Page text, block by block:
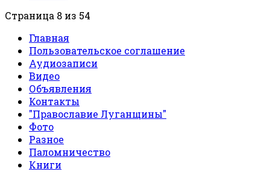
Страница 8 из 54
Главная
Пользовательское соглашение
Аудиозаписи
Видео
Объявления
Контакты
"Православие Луганщины"
Фото
Разное
Паломничество
Книги